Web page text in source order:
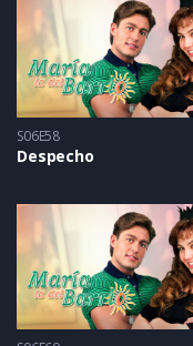
S06E58
Despecho